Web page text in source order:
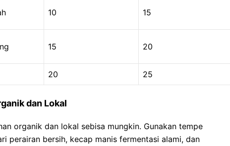
10 15
15 20
20 25
dan Lokal
organik dan lokal sebisa mungkin. Gunakan tempe
perairan bersih, kecap manis fermentasi alami, dan